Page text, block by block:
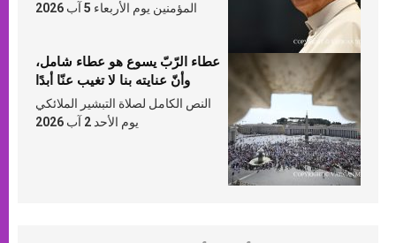
المؤمنين يوم الأربعاء 5 آب 2026
عطاء الرّبّ يسوع هو عطاء شامل،
وأنّ عنايته بنا لا تغيب عنّا أبدًا
النص الكامل لصلاة التبشير الملائكي
يوم الأحد 2 آب 2026